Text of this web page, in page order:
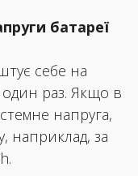
батареї
себе на
раз. Якщо в
напруга,
наприклад, за